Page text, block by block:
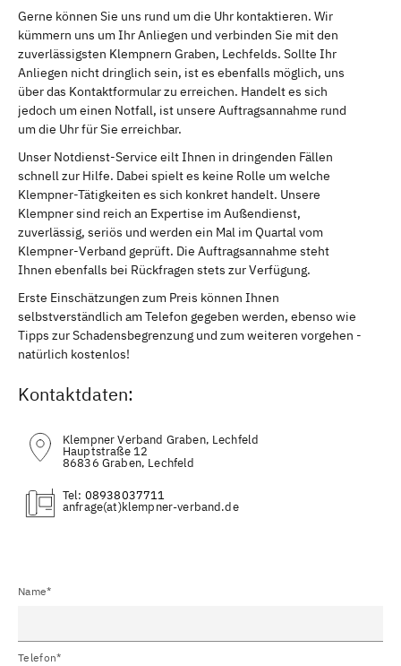
Gerne können Sie uns rund um die Uhr kontaktieren. Wir
kümmern uns um Ihr Anliegen und verbinden Sie mit den
zuverlässigsten Klempnern Graben, Lechfelds. Sollte Ihr
Anliegen nicht dringlich sein, ist es ebenfalls möglich, uns
über das Kontaktformular zu erreichen. Handelt es sich
jedoch um einen Notfall, ist unsere Auftragsannahme rund
um die Uhr für Sie erreichbar.
Unser Notdienst-Service eilt Ihnen in dringenden Fällen
schnell zur Hilfe. Dabei spielt es keine Rolle um welche
Klempner-Tätigkeiten es sich konkret handelt. Unsere
Klempner sind reich an Expertise im Außendienst,
zuverlässig, seriös und werden ein Mal im Quartal vom
Klempner-Verband geprüft. Die Auftragsannahme steht
Ihnen ebenfalls bei Rückfragen stets zur Verfügung.
Erste Einschätzungen zum Preis können Ihnen
selbstverständlich am Telefon gegeben werden, ebenso wie
Tipps zur Schadensbegrenzung und zum weiteren vorgehen -
natürlich kostenlos!
Kontaktdaten:
Klempner Verband Graben, Lechfeld
Hauptstraße 12
86836 Graben, Lechfeld
Tel: 08938037711
(at)
Name*
Telefon*